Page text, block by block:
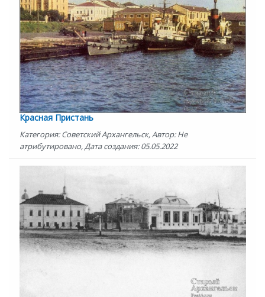
Красная Пристань
Категория: Советский Архангельск, Автор: Не
атрибутировано, Дата создания: 05.05.2022